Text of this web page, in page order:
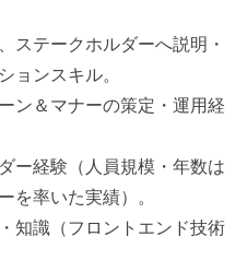
ステークホルダーへ説明・
ョンスキル。
ン＆マナーの策定・運用経
ー経験（人員規模・年数は
を率いた実績）。
知識（フロントエンド技術